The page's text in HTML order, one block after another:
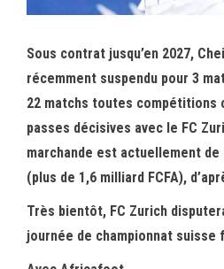
Sous contrat jusqu’en 2027,
récemment suspendu pour 3
22 matchs toutes compétitions
passes décisives avec le FC
marchande est actuellement de
(plus de 1,6 milliard FCFA),
Très bientôt, FC Zurich
journée de championnat suisse